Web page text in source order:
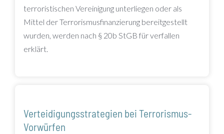
terroristischen Vereinigung unterliegen oder als
Mittel der Terrorismusfinanzierung bereitgestellt
wurden, werden nach § 20b StGB für verfallen
erklärt.
Verteidigungsstrategien bei Terrorismus-
Vorwürfen